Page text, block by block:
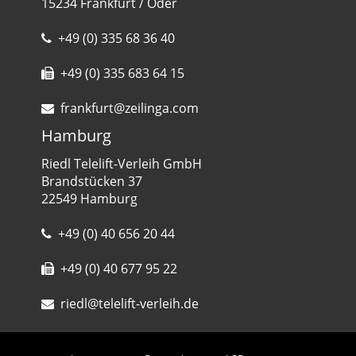
+49 (0) 335 68 36 40
+49 (0) 335 683 64 15
frankfurt@zeilinga.com
Hamburg
Riedl Telelift-Verleih GmbH
Brandstücken 37
22549 Hamburg
+49 (0) 40 656 20 44
+49 (0) 40 677 95 22
riedl@telelift-verleih.de